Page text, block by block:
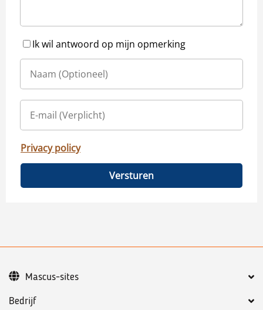
Ik wil antwoord op mijn opmerking
Privacy policy
Versturen
Bedrijf
Mascus-sites